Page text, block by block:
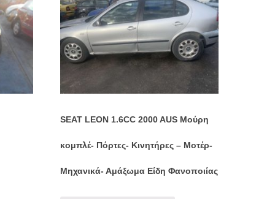
SEAT LEON 1.6CC 2000 AUS Μούρη
κομπλέ- Πόρτες- Κινητήρες – Μοτέρ-
Μηχανικά- Αμάξωμα Είδη Φανοποιίας